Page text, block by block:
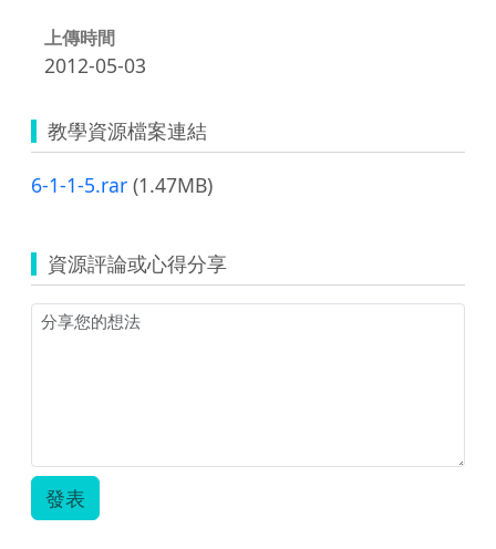
上傳時間
2012-05-03
教學資源檔案連結
6-1-1-5.rar (1.47MB)
資源評論或心得分享
發表